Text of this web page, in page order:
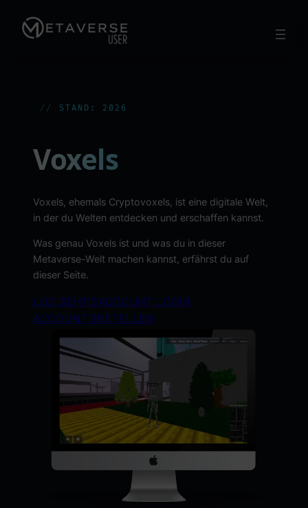
Inhalt
STAND: 2026
Voxels
Voxels, ehemals Cryptovoxels, ist eine digitale Welt,
in der du Welten entdecken und erschaffen kannst.
Was genau Voxels ist und was du in dieser
Metaverse-Welt machen kannst, erfährst du auf
dieser Seite.
LOS GEHT’SACCOUNT LOGIN
ACCOUNT ERSTELLEN